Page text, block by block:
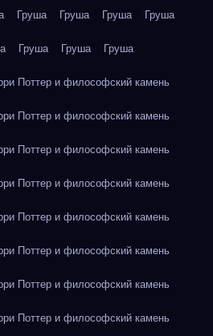
Груша Груша Груша Груша
Груша Груша Груша
Поттер и философский камень
Поттер и философский камень
Поттер и философский камень
Поттер и философский камень
Поттер и философский камень
Поттер и философский камень
Поттер и философский камень
Поттер и философский камень